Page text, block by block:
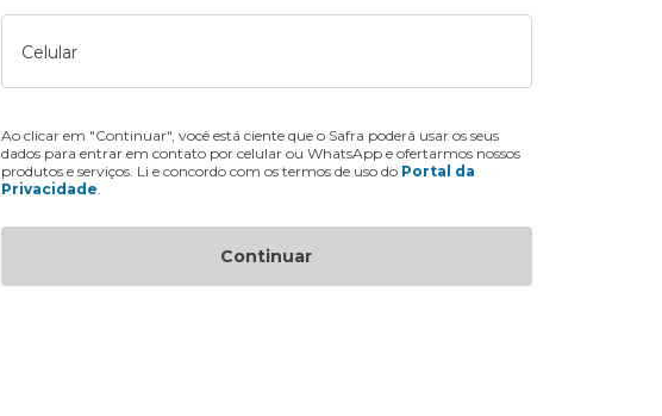
Celular
Ao clicar em "Continuar", você está ciente que o Safra poderá usar os seus
dados para entrar em contato por celular ou WhatsApp e ofertarmos nossos
produtos e serviços. Li e concordo com os termos de uso do Portal da
Privacidade
Continuar